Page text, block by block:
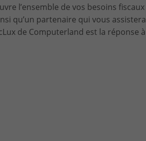
l’ensemble de vos besoins fiscaux
qu’un partenaire qui vous assistera
de Computerland est la réponse à